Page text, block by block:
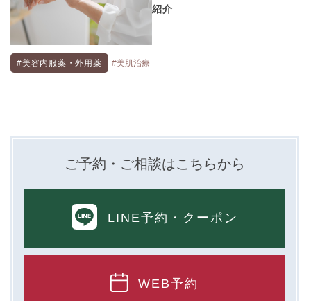
紹介
#美容内服薬・外用薬 #美肌治療
ご予約・ご相談はこちらから
LINE予約 ・クーポン
WEB予約